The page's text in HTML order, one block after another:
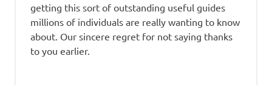
getting this sort of outstanding useful guides
millions of individuals are really wanting to know
about. Our sincere regret for not saying thanks
to you earlier.